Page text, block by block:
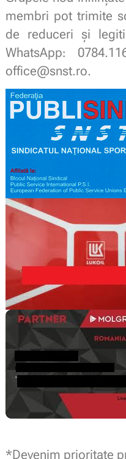
membri pot trimite
de reduceri și
WhatsApp:
office@snst.ro.
*Devenim prioritate